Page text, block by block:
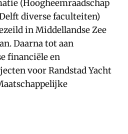
(Hoogheemraadschap
diverse faculteiten)
in Middellandse Zee
Daarna tot aan
financiële en
voor Randstad Yacht